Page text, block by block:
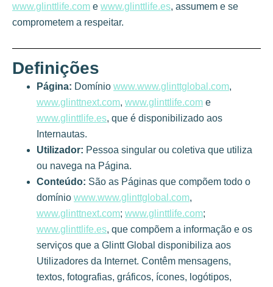
www.glinttlife.com e www.glinttlife.es, assumem e se
comprometem a respeitar.
Definições
Página: Domínio www.www.glinttglobal.com,
www.glinttnext.com, www.glinttlife.com e
www.glinttlife.es, que é disponibilizado aos
Internautas.
Utilizador: Pessoa singular ou coletiva que utiliza
ou navega na Página.
Conteúdo: São as Páginas que compõem todo o
domínio www.www.glinttglobal.com,
www.glinttnext.com; www.glinttlife.com;
www.glinttlife.es, que compõem a informação e os
serviços que a Glintt Global disponibiliza aos
Utilizadores da Internet. Contêm mensagens,
textos, fotografias, gráficos, ícones, logótipos,